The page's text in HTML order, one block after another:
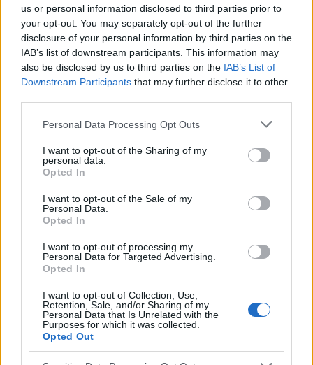
us or personal information disclosed to third parties prior to
your opt-out. You may separately opt-out of the further
disclosure of your personal information by third parties on the
IAB’s list of downstream participants. This information may
also be disclosed by us to third parties on the IAB’s List of
Downstream Participants that may further disclose it to other
Personal Data Processing Opt Outs
I want to opt-out of the Sharing of my
personal data.
Opted In
I want to opt-out of the Sale of my
Personal Data.
Opted In
I want to opt-out of processing my
Personal Data for Targeted Advertising.
Opted In
I want to opt-out of Collection, Use,
Retention, Sale, and/or Sharing of my
Personal Data that Is Unrelated with the
Purposes for which it was collected.
Opted Out
gość
Obtarcie blon sluzowych pochwy
Obtarcie blon sluzowych pochwy podczas
sikania i napuchniete .Jaka masc albo zel
pomoze na ta dolegliwość?.
Forum:Ginekologia - forum dla rodziny i
gość
Macica
Witam od miesiąca wystaje mi coś z pochwy
myślę że to macica nie mogę utrzymać moczu
czy będzie konieczny zabieg
Forum:Ginekologia - forum dla rodziny i